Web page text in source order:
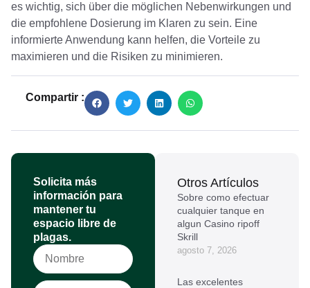
es wichtig, sich über die möglichen Nebenwirkungen und
die empfohlene Dosierung im Klaren zu sein. Eine
informierte Anwendung kann helfen, die Vorteile zu
maximieren und die Risiken zu minimieren.
Compartir :
Solicita más
información para
mantener tu
espacio libre de
plagas.
Otros Artículos
Sobre como efectuar
cualquier tanque en
algun Casino ripoff
Skrill
agosto 7, 2026
Las excelentes